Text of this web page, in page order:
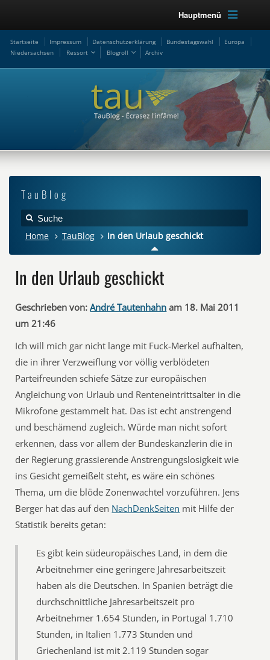
Hauptmenü
Startseite Impressum Datenschutzerklärung Bundestagswahl
Europa
Niedersachsen
Ressort Blogroll Archiv
TauBlog
Home TauBlog In den Urlaub geschickt
In den Urlaub geschickt
Geschrieben von: André Tautenhahn am 18. Mai 2011
um 21:46
Ich will mich gar nicht lange mit Fuck-Merkel aufhalten,
die in ihrer Verzweiflung vor völlig verblödeten
Parteifreunden schiefe Sätze zur europäischen
Angleichung von Urlaub und Renteneintrittsalter in die
Mikrofone gestammelt hat. Das ist echt anstrengend
und beschämend zugleich. Würde man nicht sofort
erkennen, dass vor allem der Bundeskanzlerin die in
der Regierung grassierende Anstrengungslosigkeit wie
ins Gesicht gemeißelt steht, es wäre ein schönes
Thema, um die blöde Zonenwachtel vorzuführen. Jens
Berger hat das auf den NachDenkSeiten mit Hilfe der
Statistik bereits getan:
Es gibt kein südeuropäisches Land, in dem die
Arbeitnehmer eine geringere Jahresarbeitszeit
haben als die Deutschen. In Spanien beträgt die
durchschnittliche Jahresarbeitszeit pro
Arbeitnehmer 1.654 Stunden, in Portugal 1.710
Stunden, in Italien 1.773 Stunden und
Griechenland ist mit 2.119 Stunden sogar